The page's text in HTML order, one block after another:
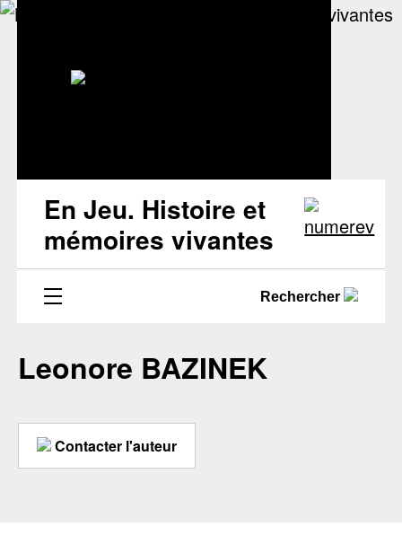
En Jeu. Histoire et
mémoires vivantes
Rechercher
Leonore BAZINEK
Contacter l'auteur